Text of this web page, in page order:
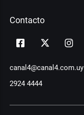
Contacto
canal4@canal4.com.uy
2924 4444